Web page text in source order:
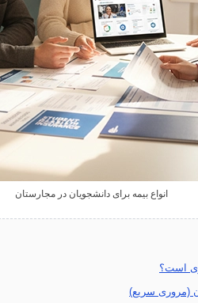
انواع بیمه برای دانشجویان در مجارستان
است؟
(مروری سریع)